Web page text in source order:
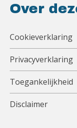
Over
Cookieverklaring
Privacyverklaring
Toegankelijkheid
Disclaimer